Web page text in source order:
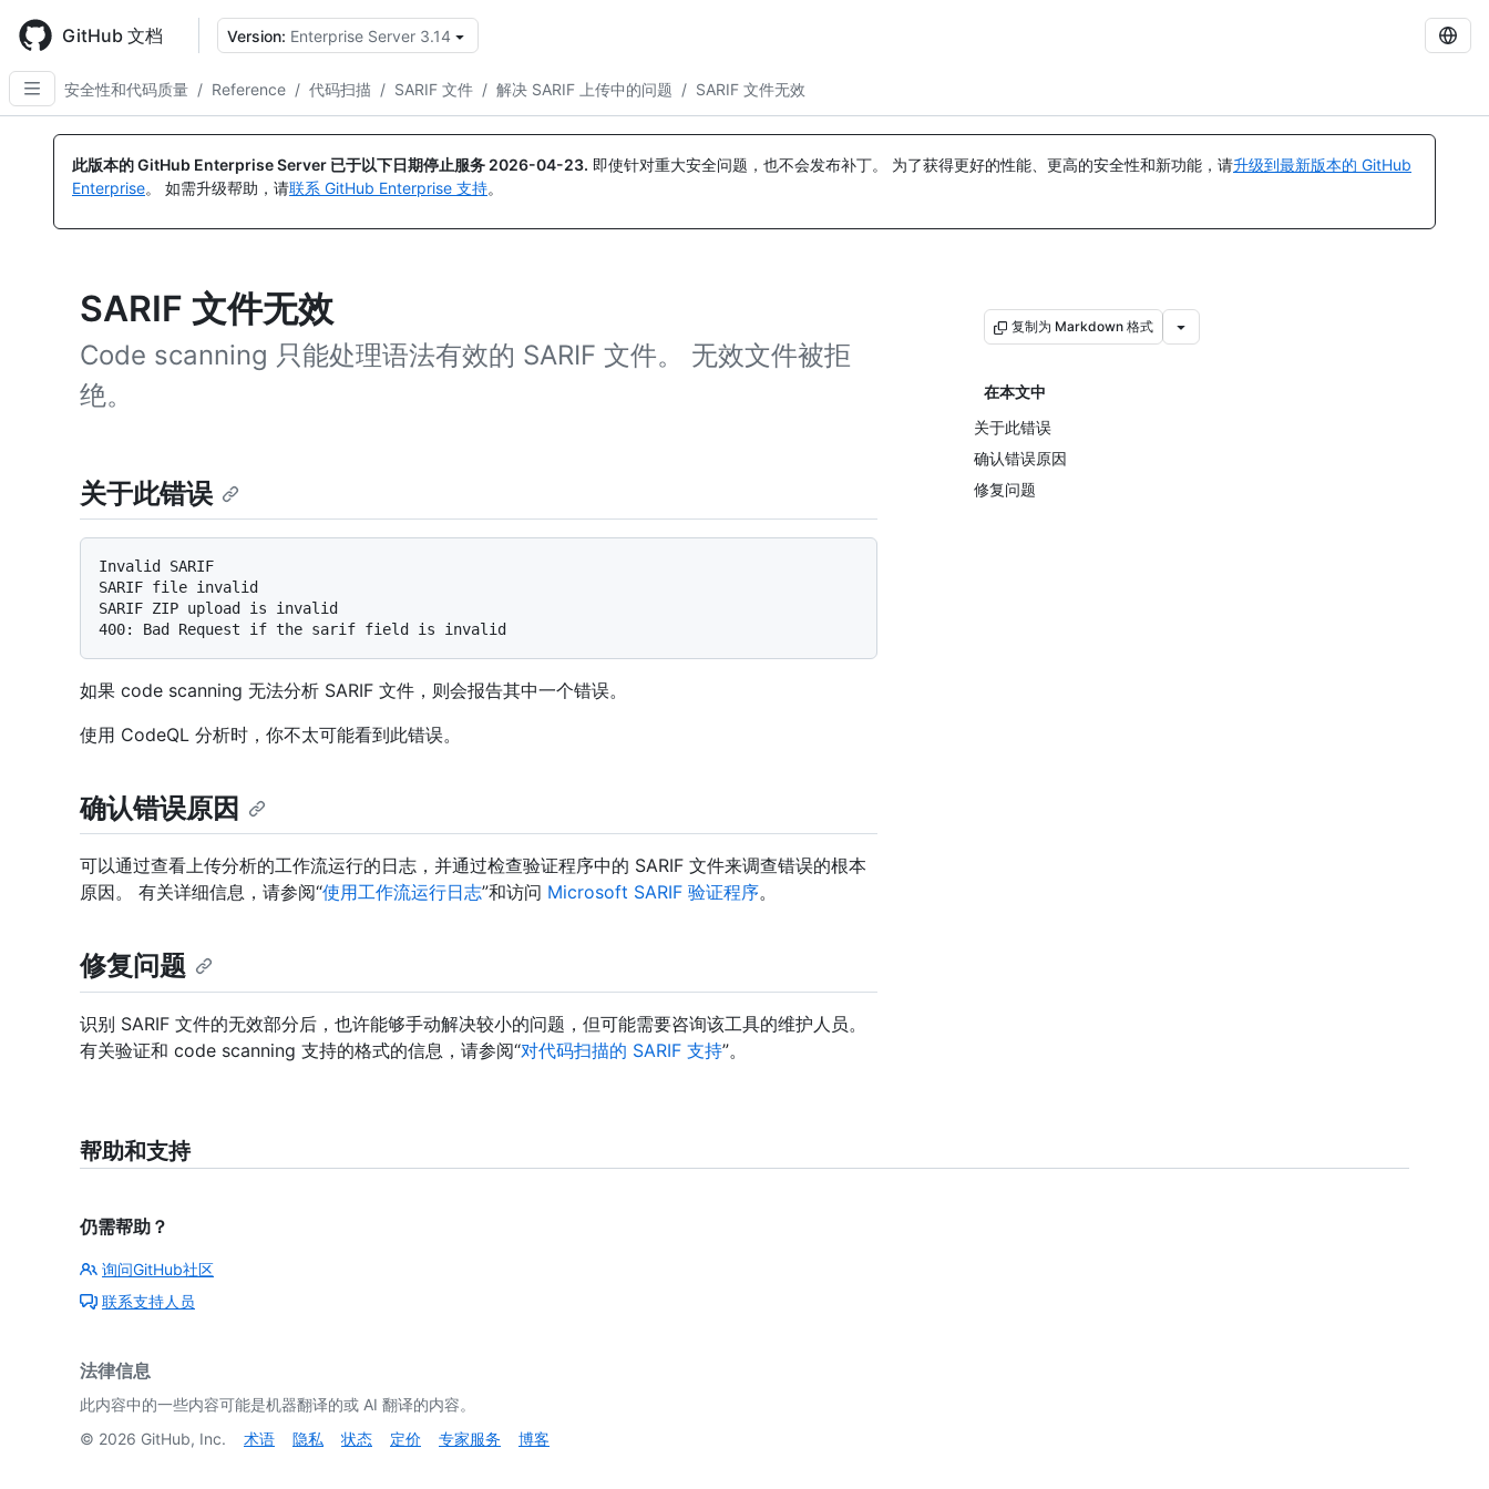
main
content
GitHub 文档 Version: Enterprise Server 3.14
安全性和代码质量 / Reference / 代码扫描 / SARIF 文件 / 解决 SARIF 上传中的问题 / SARIF 文件无效
此版本的 GitHub Enterprise Server 已于以下日期停止服务 2026-04-23. 即使针对重大安全问题，也不会发布补丁。 为了获得更好的性能、更高的安全性和新功能，请升级到最新版本的 GitHub
Enterprise。 如需升级帮助，请联系 GitHub Enterprise 支持。
SARIF 文件无效
Code scanning 只能处理语法有效的 SARIF 文件。 无效文件被拒
绝。
复制为 Markdown 格式
在本文中
关于此错误
确认错误原因
修复问题
关于此错误
Invalid SARIF
SARIF file invalid
SARIF ZIP upload is invalid
如果 code scanning 无法分析 SARIF 文件，则会报告其中一个错误。
使用 CodeQL 分析时，你不太可能看到此错误。
确认错误原因
可以通过查看上传分析的工作流运行的日志，并通过检查验证程序中的 SARIF 文件来调查错误的根本
原因。 有关详细信息，请参阅“使用工作流运行日志”和访问 Microsoft SARIF 验证程序。
修复问题
识别 SARIF 文件的无效部分后，也许能够手动解决较小的问题，但可能需要咨询该工具的维护人员。
有关验证和 code scanning 支持的格式的信息，请参阅“对代码扫描的 SARIF 支持”。
帮助和支持
仍需帮助？
询问GitHub社区
联系支持人员
法律信息
此内容中的一些内容可能是机器翻译的或 AI 翻译的内容。
© 2026 GitHub, Inc. 术语 隐私 状态 定价 专家服务 博客